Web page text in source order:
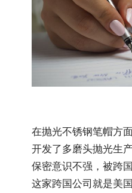
在抛光不锈钢笔帽方
开发了多磨头抛光生
保密意识不强，被跨
这家跨国公司就是美